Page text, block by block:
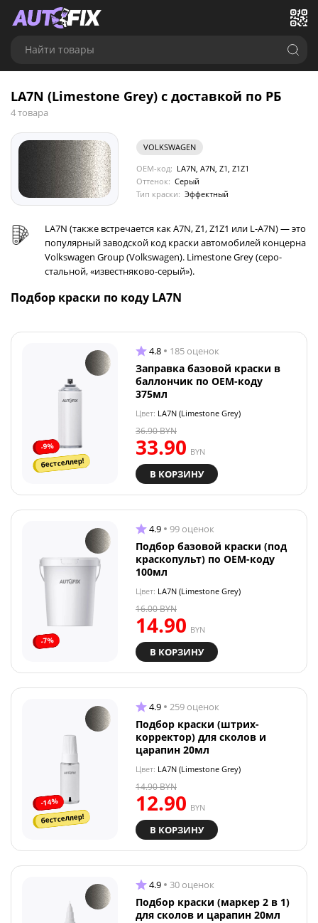
Найти товары
LA7N (Limestone Grey) с доставкой по РБ
4 товара
VOLKSWAGEN
OEM-код: LA7N, A7N, Z1, Z1Z1
Оттенок: Серый
Тип краски: Эффектный
LA7N (также встречается как A7N, Z1, Z1Z1 или L-A7N) — это
популярный заводской код краски автомобилей концерна
Volkswagen Group (Volkswagen). Limestone Grey (серо-
стальной, «известняково-серый»).
Подбор краски по коду LA7N
-9%
бестселлер!
4.8 185 оценок
Заправка базовой краски в
баллончик по OEM-коду
375мл
Цвет: LA7N (Limestone Grey)
33.90 BYN
36.90BYN
В КОРЗИНУ
-7%
4.9 99 оценок
Подбор базовой краски (под
краскопульт) по OEM-коду
100мл
Цвет: LA7N (Limestone Grey)
14.90 BYN
16.00BYN
В КОРЗИНУ
-14%
бестселлер!
4.9 259 оценок
Подбор краски (штрих-
корректор) для сколов и
царапин 20мл
Цвет: LA7N (Limestone Grey)
12.90 BYN
14.90BYN
В КОРЗИНУ
4.9 30 оценок
Подбор краски (маркер 2 в 1)
для сколов и царапин 20мл